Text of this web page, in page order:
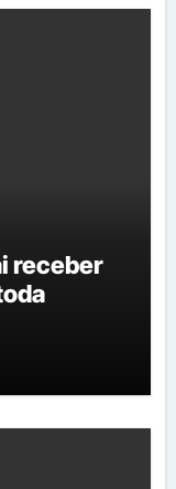
receber